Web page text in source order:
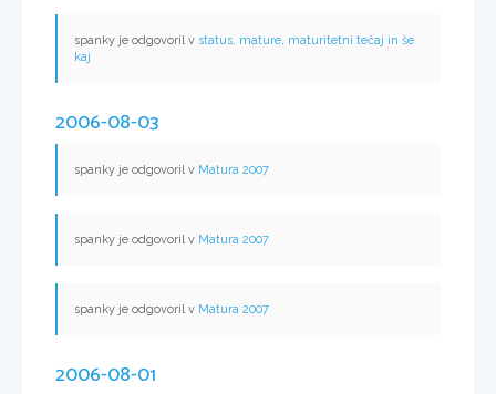
spanky je odgovoril v status, mature, maturitetni tečaj in še
kaj
2006-08-03
spanky je odgovoril v Matura 2007
spanky je odgovoril v Matura 2007
spanky je odgovoril v Matura 2007
2006-08-01